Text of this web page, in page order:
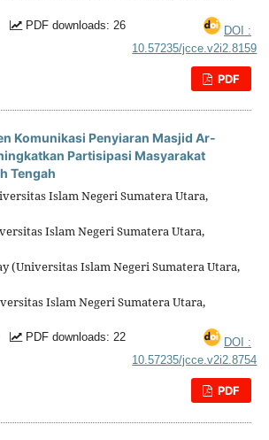
PDF downloads: 26
DOI :
10.57235/jcce.v2i2.8159
PDF
Komunikasi Penyiaran Masjid Ar-
Partisipasi Masyarakat
Tengah
Islam Negeri Sumatera Utara,
Islam Negeri Sumatera Utara,
(Universitas Islam Negeri Sumatera Utara,
Islam Negeri Sumatera Utara,
PDF downloads: 22
DOI :
10.57235/jcce.v2i2.8754
PDF